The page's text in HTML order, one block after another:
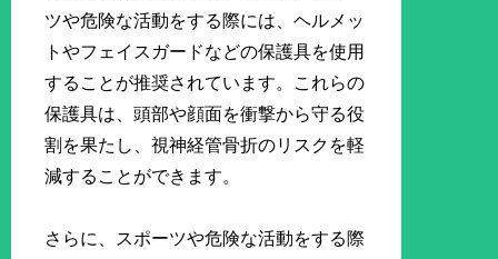
ツや危険な活動をする際には、ヘルメッ
トやフェイスガードなどの保護具を使用
することが推奨されています。これらの
保護具は、頭部や顔面を衝撃から守る役
割を果たし、視神経管骨折のリスクを軽
減することができます。
さらに、スポーツや危険な活動をする際